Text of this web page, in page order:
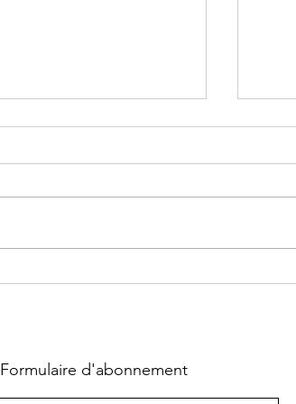
Formulaire d'abonnement